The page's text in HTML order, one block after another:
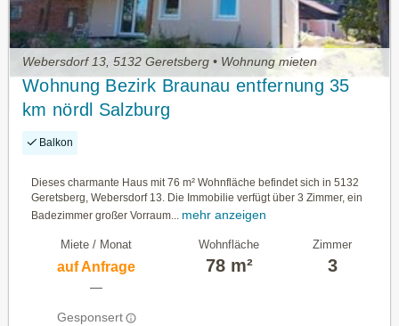
Webersdorf 13, 5132 Geretsberg • Wohnung mieten
Wohnung Bezirk Braunau entfernung 35
km nördl Salzburg
Balkon
Dieses charmante Haus mit 76 m² Wohnfläche befindet sich in 5132
Geretsberg, Webersdorf 13. Die Immobilie verfügt über 3 Zimmer, ein
Badezimmer großer Vorraum... mehr anzeigen
Miete / Monat
auf Anfrage
—
Gesponsert
Wohnfläche
78 m²
Zimmer
3